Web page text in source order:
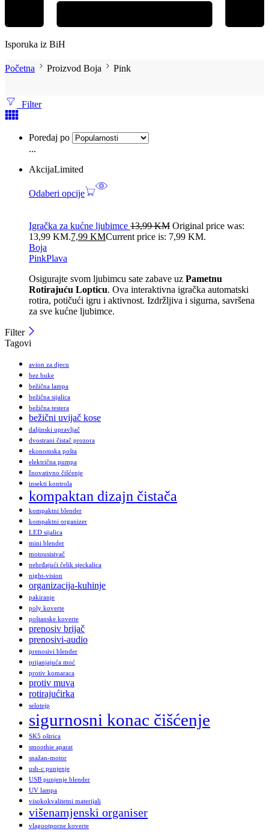
Isporuka iz BiH
Početna Proizvod Boja Pink
Filter
Poredaj po
...
AkcijaLimited
Odaberi opcije
Igračka za kućne ljubimce 13,99KM Original price was:
13,99 KM.7,99 KMCurrent price is: 7,99 KM.
Boja
PinkPlava
Osigurajte svom ljubimcu sate zabave uz Pametnu
Rotirajuću Lopticu. Ova interaktivna igračka automatski
rotira, potičući igru i aktivnost. Izdržljiva i sigurna, savršena
za sve kućne ljubimce.
Filter
Tagovi
avion za djecu
bez buke
bežična lampa
bežična sijalica
bežična testera
bežični uvijač kose
daljinski upravljač
dvostrani čistač prozora
ekonomska pošta
električna pumpa
Inovativno čišćenje
insekti kontrola
kompaktan dizajn čistača
kompaktni blender
kompaktni organizer
LED sijalica
mini blender
motousisivač
nehrđajući čelik sjeckalica
night-vision
organizacija-kuhinje
pakiranje
poly koverte
poštanske koverte
prenosiv brijač
prenosivi-audio
prenosivi blender
prijanjajuća moć
protiv komaraca
protiv muva
rotirajućirka
selotejp
sigurnosni konac čišćenje
SK5 oštrica
smoothie aparat
snažan-motor
usb-c punjenje
USB punjenje blender
UV lampa
visokokvalitetni materijali
višenamjenski organiser
vlagootporne koverte